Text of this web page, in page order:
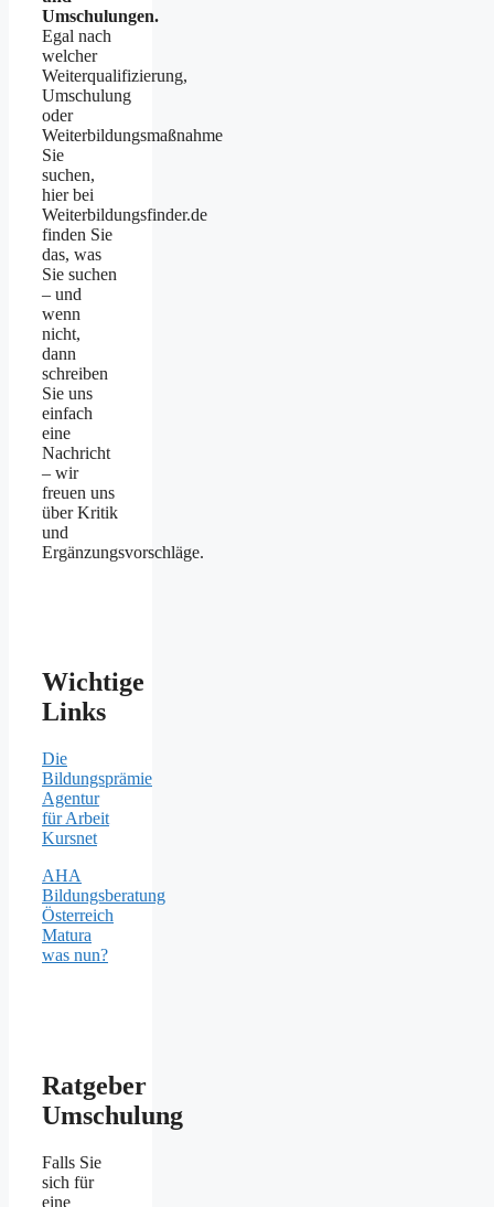
Umschulungen.
Egal nach
welcher
Weiterqualifizierung,
Umschulung
oder
Weiterbildungsmaßnahme
Sie
suchen,
hier bei
Weiterbildungsfinder.de
finden Sie
das, was
Sie suchen
– und
wenn
nicht,
dann
schreiben
Sie uns
einfach
eine
Nachricht
– wir
freuen uns
über Kritik
und
Ergänzungsvorschläge.
Wichtige
Links
Die
Bildungsprämie
Agentur
für Arbeit
Kursnet
AHA
Bildungsberatung
Österreich
Matura
was nun?
Ratgeber
Umschulung
Falls Sie
sich für
eine